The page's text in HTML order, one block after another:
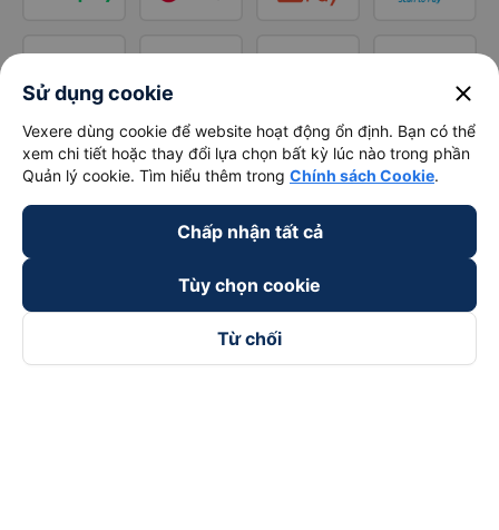
Sử dụng cookie close
Vexere dùng cookie để website hoạt động ổn định. Bạn có thể
xem chi tiết hoặc thay đổi lựa chọn bất kỳ lúc nào trong phần
Quản lý cookie. Tìm hiểu thêm trong Chính sách Cookie.
Chấp nhận tất cả
Tùy chọn cookie
Từ chối